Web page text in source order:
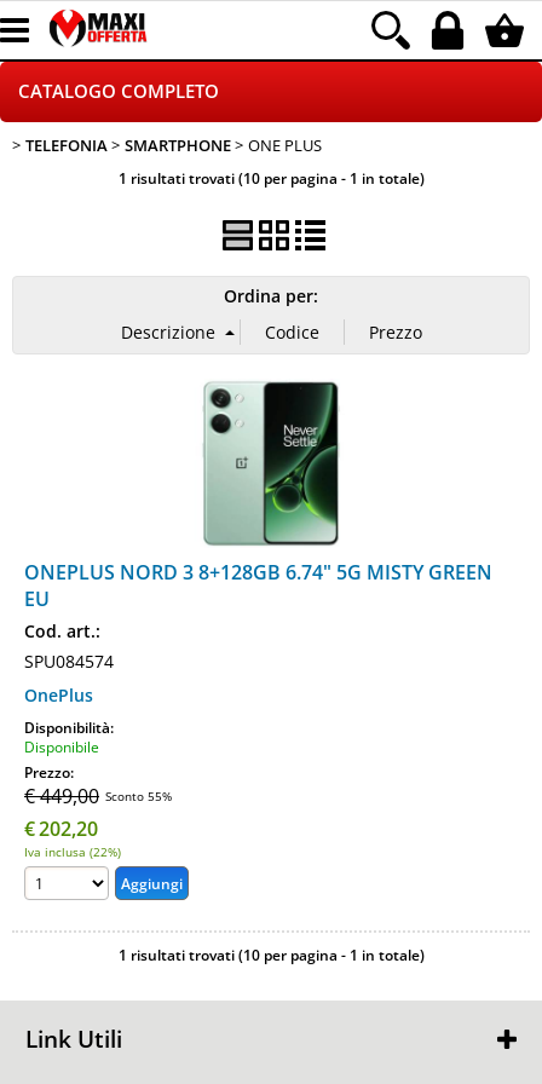
CATALOGO COMPLETO
GAMING
INFORMATICA
CANCELLERIA
HOME E VIDEOSORVEGLIANZA
TELEFONIA SMARTPHONE ONE PLUS
1 risultati trovati (10 per pagina - 1 in totale)
Ordina per:
ONEPLUS NORD 3 8+128GB 6.74" 5G MISTY GREEN
EU
Cod. art.:
SPU084574
OnePlus
Disponibilità:
Disponibile
Prezzo:
€ 449,00 Sconto 55%
€202,20
Iva inclusa (22%)
1 risultati trovati (10 per pagina - 1 in totale)
Link Utili